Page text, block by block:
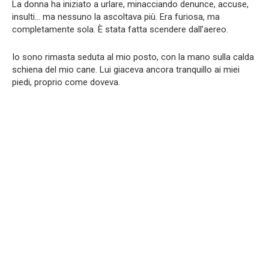
La donna ha iniziato a urlare, minacciando denunce, accuse,
insulti… ma nessuno la ascoltava più. Era furiosa, ma
completamente sola. È stata fatta scendere dall’aereo.
Io sono rimasta seduta al mio posto, con la mano sulla calda
schiena del mio cane. Lui giaceva ancora tranquillo ai miei
piedi, proprio come doveva.